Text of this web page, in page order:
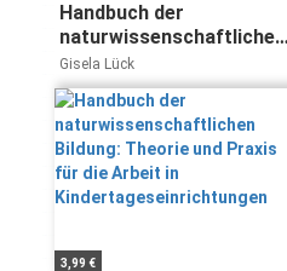
Handbuch der
naturwissenschaftlichen
Bildung: Theorie und
Praxis für die Arbeit in
Kindertageseinrichtungen
Gisela Lück
3,99 €